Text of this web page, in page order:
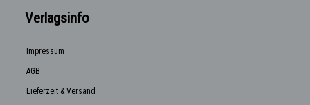
Verlagsinfo
Impressum
AGB
Lieferzeit & Versand